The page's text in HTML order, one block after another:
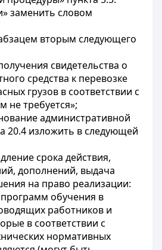
заменить словом
вторым следующего
свидетельства о
средства к перевозке
грузов в соответствии с
не требуется»;
административной
20.4 изложить в следующей
срока действия,
дополнений, выдача
на право реализации:
обучения в
работников и
в соответствии с
нормативных